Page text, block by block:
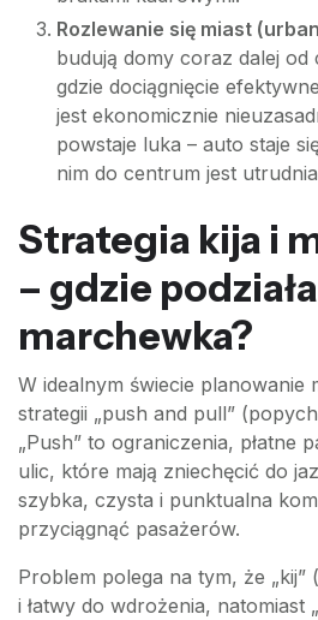
Rozlewanie się miast
budują domy coraz dalej od
gdzie dociągnięcie
jest ekonomicznie
powstaje luka – auto staje
nim do centrum jest
Strategia kija i
– gdzie
marchewka?
W idealnym świecie planowanie
strategii „push and pull”
„Push” to ograniczenia, płatne
ulic, które mają zniechęcić do
szybka, czysta i punktualna
przyciągnąć pasażerów.
Problem polega na tym, że „kij”
i łatwy do wdrożenia, natomiast